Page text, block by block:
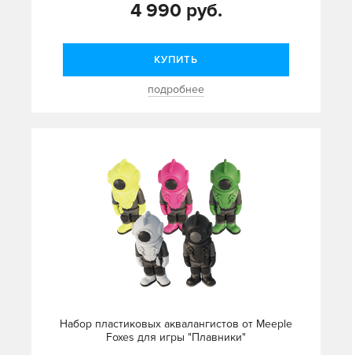
4 990 руб.
КУПИТЬ
подробнее
Набор пластиковых аквалангистов от Meeple
Foxes для игры "Плавники"